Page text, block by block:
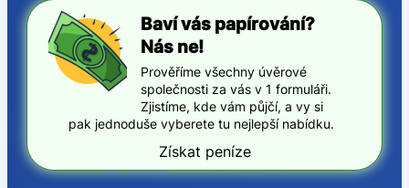
Baví vás papírování?
Nás ne!
Prověříme všechny úvěrové
společnosti za vás v 1 formuláři.
Zjistíme, kde vám půjčí, a vy si
pak jednoduše vyberete tu nejlepší nabídku.
Získat peníze